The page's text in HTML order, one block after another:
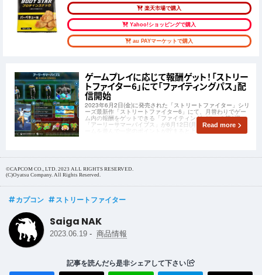
楽天市場で購入
Yahoo!ショッピングで購入
au PAYマーケットで購入
ゲームプレイに応じて報酬ゲット！「ストリー
トファイター6」にて「ファイティングパス」配
信開始
2023年6月2日(金)に発売された「ストリートファイター」シリ
ーズ最新作「ストリートファイター6」にて、月替わりでゲー
ム内の報酬をゲットできる「ファイティングパス」の第1弾
「アーリーサマーバイブス」が6月12日(月)より配信開始。ゲ
ームを遊んで一定のポイントが貯まると上がるティアに応じて
Read more
©CAPCOM CO., LTD. 2023 ALL RIGHTS RESERVED.
(C)Oyatsu Company. All Rights Reserved.
カプコン ストリートファイター
Saiga NAK
2023.06.19 - 商品情報
記事を読んだら是非シェアして下さい